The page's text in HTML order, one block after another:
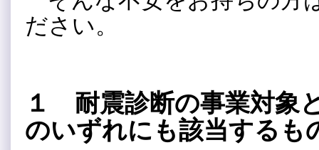
ださい。
１ 耐震診断の事業対象
のいずれにも該当するも